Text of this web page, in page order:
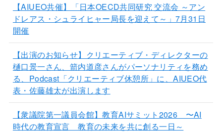
【AIUEO共催】「日本OECD共同研究 交流会 ～アン
ドレアス・シュライヒャー局長を迎えて～」7月31日
開催
【出演のお知らせ】クリエーティブ・ディレクターの
樋口景一さん、箭内道彦さんがパーソナリティを務め
る、Podcast「クリエーティブ休憩所」に、AIUEO代
表・佐藤雄太が出演します
【衆議院第一議員会館】教育AIサミット2026 〜AI
時代の教育宣言 教育の未来を共に創る一日～